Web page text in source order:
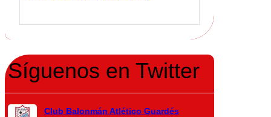
Síguenos en Twitter
Club Balonmán Atlético Guardés